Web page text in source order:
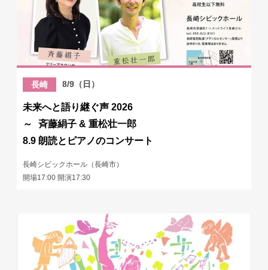
長崎 8/9（日）
未来へと語り継ぐ声 2026
～ 斉藤絹子 & 重松壮一郎
8.9 朗読とピアノのコンサート
長崎シビックホール（長崎市）
開場17:00 開演17:30